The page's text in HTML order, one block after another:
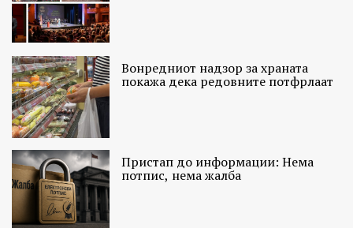
Вонредниот надзор за храната
покажа дека редовните потфрлаат
Пристап до информации: Нема
потпис, нема жалба